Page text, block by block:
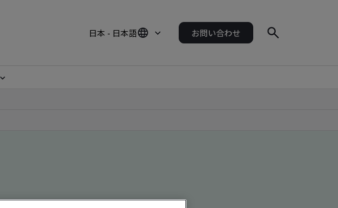
日本 - 日本語 お問い合わせ